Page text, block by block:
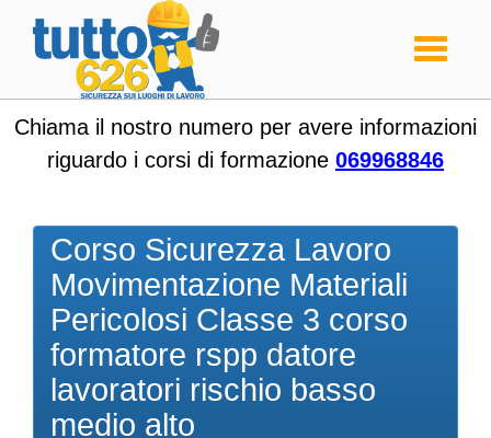
Toggle
Chiama il nostro numero per avere informazioni
riguardo i corsi di formazione 069968846
Corso Sicurezza Lavoro
Movimentazione Materiali
Pericolosi Classe 3 corso
formatore rspp datore
lavoratori rischio basso
medio alto